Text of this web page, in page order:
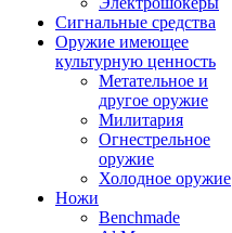
Сигнальные средства
Оружие имеющее
культурную ценность
Метательное и
другое оружие
Милитария
Огнестрельное
оружие
Холодное оружие
Ножи
Benchmade